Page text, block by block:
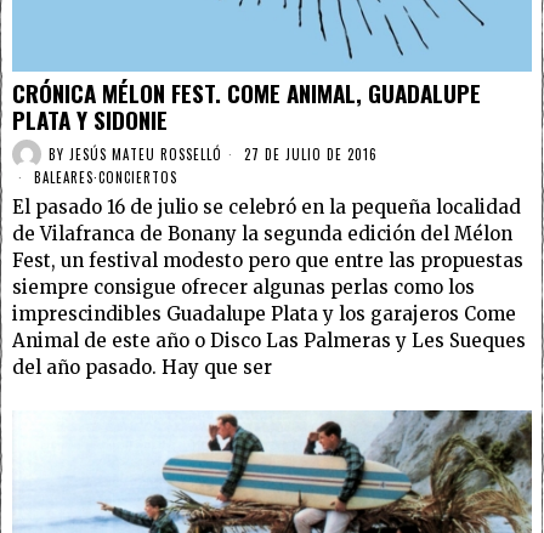
CRÓNICA MÉLON FEST. COME ANIMAL, GUADALUPE
PLATA Y SIDONIE
BY JESÚS MATEU ROSSELLÓ
27 DE JULIO DE 2016
BALEARES·CONCIERTOS
El pasado 16 de julio se celebró en la pequeña localidad
de Vilafranca de Bonany la segunda edición del Mélon
Fest, un festival modesto pero que entre las propuestas
siempre consigue ofrecer algunas perlas como los
imprescindibles Guadalupe Plata y los garajeros Come
Animal de este año o Disco Las Palmeras y Les Sueques
del año pasado. Hay que ser